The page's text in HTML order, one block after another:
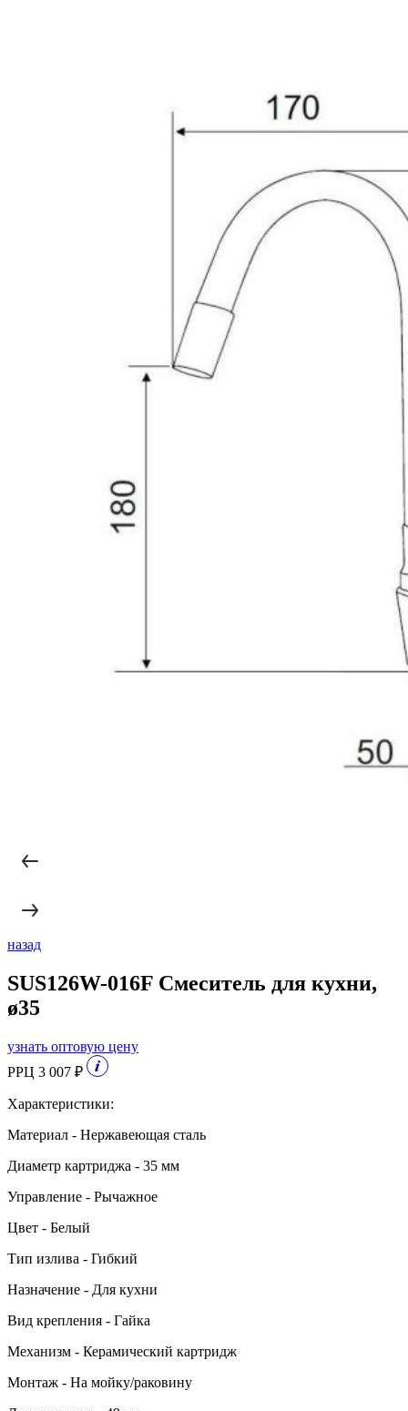
назад
SUS126W-016F Смеситель для кухни,
ø35
узнать оптовую цену
РРЦ 3 007 ₽
Характеристики:
Материал - Нержавеющая сталь
Диаметр картриджа - 35 мм
Управление - Рычажное
Цвет - Белый
Тип излива - Гибкий
Назначение - Для кухни
Вид крепления - Гайка
Механизм - Керамический картридж
Монтаж - На мойку/раковину